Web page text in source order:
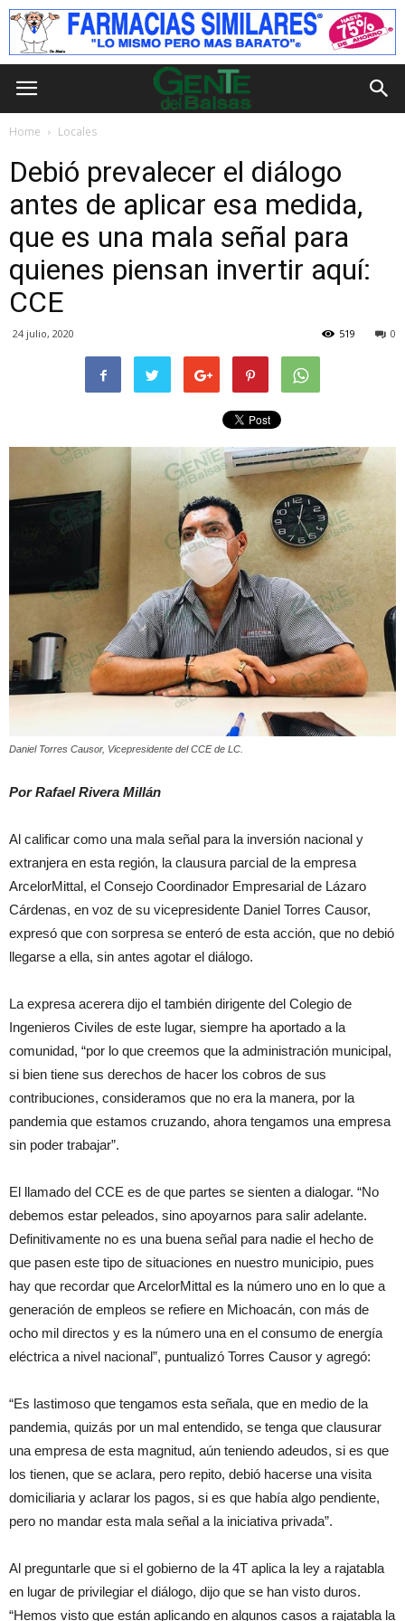
Home Locales
Debió prevalecer el diálogo
antes de aplicar esa medida,
que es una mala señal para
quienes piensan invertir aquí:
CCE
24 julio, 2020 0
519
Daniel Torres Causor, Vicepresidente del CCE de LC.
Por Rafael Rivera Millán
Al calificar como una mala señal para la inversión nacional y
extranjera en esta región, la clausura parcial de la empresa
ArcelorMittal, el Consejo Coordinador Empresarial de Lázaro
Cárdenas, en voz de su vicepresidente Daniel Torres Causor,
expresó que con sorpresa se enteró de esta acción, que no debió
llegarse a ella, sin antes agotar el diálogo.
La expresa acerera dijo el también dirigente del Colegio de
Ingenieros Civiles de este lugar, siempre ha aportado a la
comunidad, “por lo que creemos que la administración municipal,
si bien tiene sus derechos de hacer los cobros de sus
contribuciones, consideramos que no era la manera, por la
pandemia que estamos cruzando, ahora tengamos una empresa
sin poder trabajar”.
El llamado del CCE es de que partes se sienten a dialogar. “No
debemos estar peleados, sino apoyarnos para salir adelante.
Definitivamente no es una buena señal para nadie el hecho de
que pasen este tipo de situaciones en nuestro municipio, pues
hay que recordar que ArcelorMittal es la número uno en lo que a
generación de empleos se refiere en Michoacán, con más de
ocho mil directos y es la número una en el consumo de energía
eléctrica a nivel nacional”, puntualizó Torres Causor y agregó:
“Es lastimoso que tengamos esta señala, que en medio de la
pandemia, quizás por un mal entendido, se tenga que clausurar
una empresa de esta magnitud, aún teniendo adeudos, si es que
los tienen, que se aclara, pero repito, debió hacerse una visita
domiciliaria y aclarar los pagos, si es que había algo pendiente,
pero no mandar esta mala señal a la iniciativa privada”.
Al preguntarle que si el gobierno de la 4T aplica la ley a rajatabla
en lugar de privilegiar el diálogo, dijo que se han visto duros.
“Hemos visto que están aplicando en algunos casos a rajatabla la